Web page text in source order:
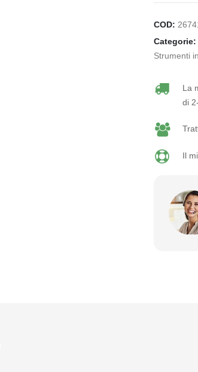
COD:
Categorie:
Strumenti
La
di
Il